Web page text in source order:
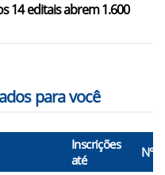
14 editais abrem 1.600
para você
Inscrições
até
N°